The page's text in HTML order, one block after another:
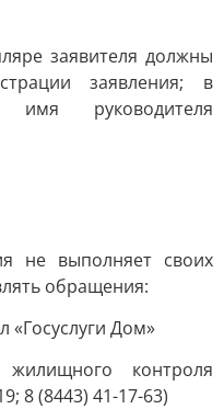
заявителя должны
заявления; в
руководителя
не выполняет своих
обращения:
«Госуслуги Дом»
контроля
8 (8443) 41-17-63)